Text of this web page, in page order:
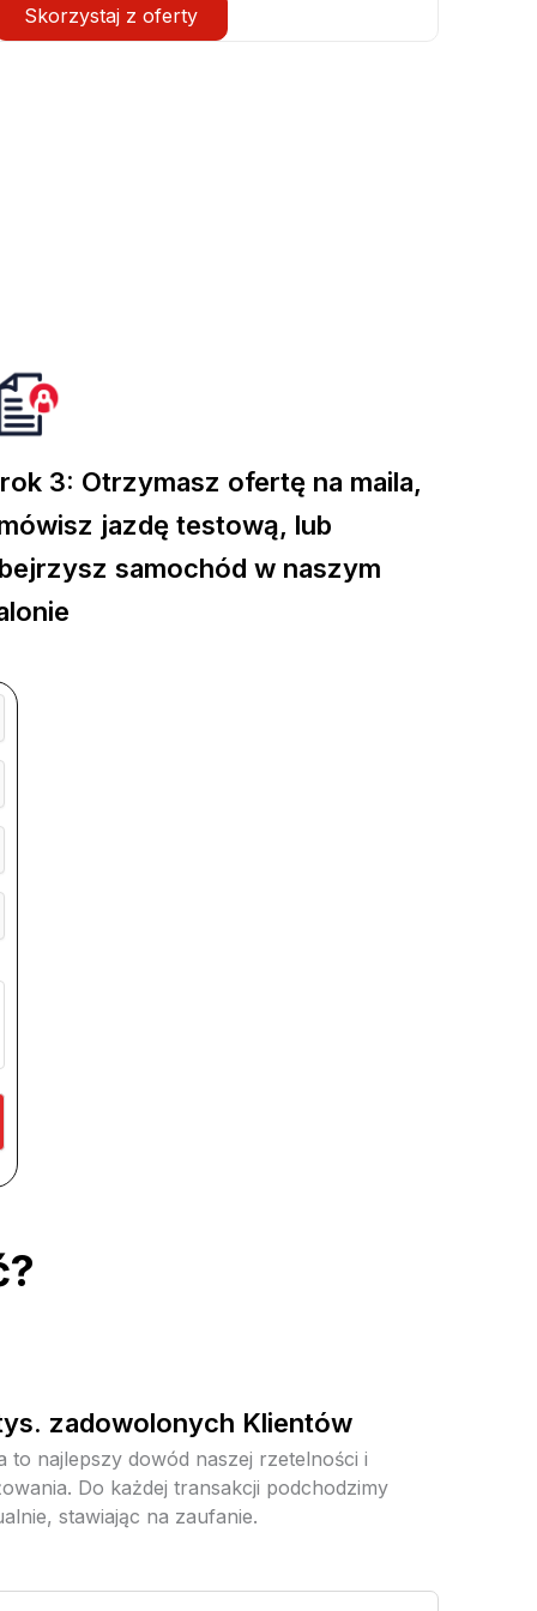
Skorzystaj z oferty
3: Otrzymasz ofertę na maila,
jazdę testową, lub
samochód w naszym
zadowolonych Klientów
to najlepszy dowód naszej rzetelności i
Do każdej transakcji podchodzimy
stawiając na zaufanie.